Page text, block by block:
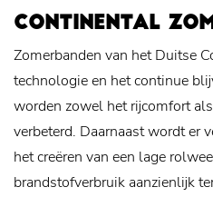
CONTINENTAL
Zomerbanden van het Duitse
technologie en het continue
worden zowel het rijcomfort
verbeterd. Daarnaast wordt er
het creëren van een lage
brandstofverbruik aanzienlijk